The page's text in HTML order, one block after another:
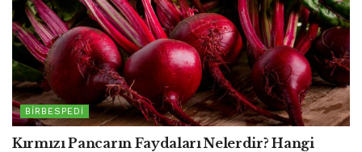
BIRBESPEDI
Kırmızı Pancarın Faydaları Nelerdir? Hangi